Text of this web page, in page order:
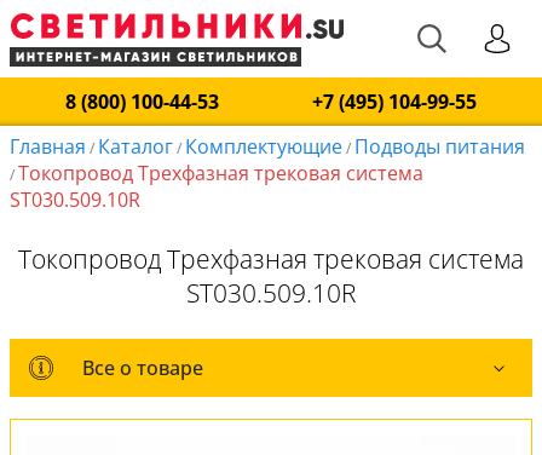
8 (800) 100-44-53
+7 (495) 104-99-55
Главная / Каталог/ Комплектующие/ Подводы питания
/Токопровод Трехфазная трековая система
ST030.509.10R
Токопровод Трехфазная трековая система
ST030.509.10R
Все о товаре
Все о товаре